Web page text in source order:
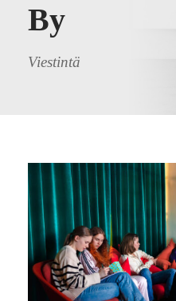
By
Viestintä